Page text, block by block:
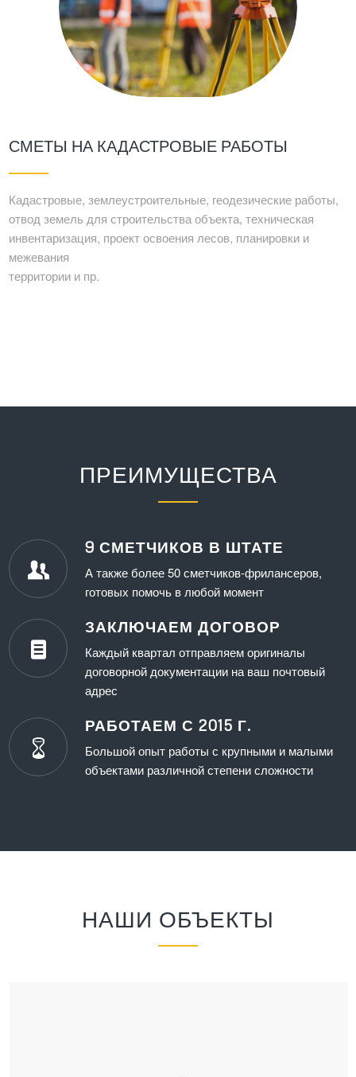
СМЕТЫ НА КАДАСТРОВЫЕ РАБОТЫ
Кадастровые, землеустроительные, геодезические работы,
отвод земель для строительства объекта, техническая
инвентаризация, проект освоения лесов, планировки и
межевания
территории и пр.
ПРЕИМУЩЕСТВА
9 СМЕТЧИКОВ В ШТАТЕ
А также более 50 сметчиков-фрилансеров,
готовых помочь в любой момент
ЗАКЛЮЧАЕМ ДОГОВОР
Каждый квартал отправляем оригиналы
договорной документации на ваш почтовый
адрес
РАБОТАЕМ С 2015 Г.
Большой опыт работы с крупными и малыми
объектами различной степени сложности
НАШИ ОБЪЕКТЫ